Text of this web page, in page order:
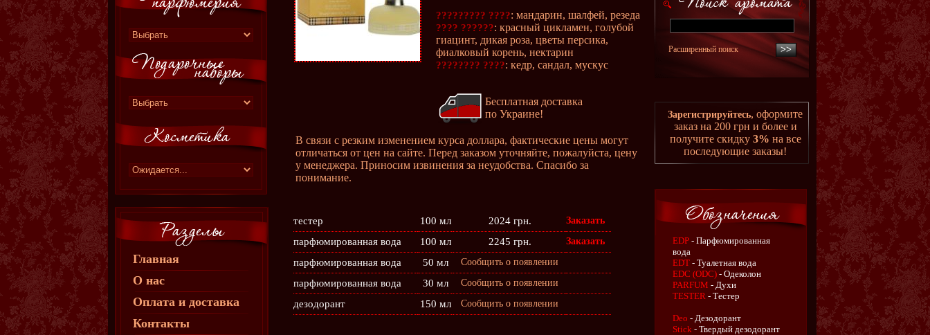
Главная
О нас
Оплата и доставка
Контакты
????????? ????: мандарин, шалфей, резеда
???? ??????: красный цикламен, голубой
гиацинт, дикая роза, цветы персика,
фиалковый корень, нектарин
???????? ????: кедр, сандал, мускус
Бесплатная доставка
по Украине!
В связи с резким изменением курса доллара, фактические цены могут
отличаться от цен на сайте. Перед заказом уточняйте, пожалуйста, цену
у менеджера. Приносим извинения за неудобства. Спасибо за
понимание.
тестер 100 мл 2024 грн. Заказать
парфюмированная вода 100 мл 2245 грн. Заказать
парфюмированная вода 50 мл Сообщить о появлении
парфюмированная вода 30 мл Сообщить о появлении
дезодорант 150 мл Сообщить о появлении
Расширенный поиск
Зарегистрируйтесь, оформите
заказ на 200 грн и более и
получите скидку 3% на все
последующие заказы!
EDP - Парфюмированная
вода
EDT - Туалетная вода
EDC (ODC) - Одеколон
PARFUM - Духи
TESTER - Тестер
Deo - Дезодорант
Stick - Твердый дезодорант